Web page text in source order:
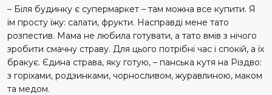
– Біля будинку є супермаркет – там можна все купити. Я
їм просту їжу: салати, фрукти. Насправді мене тато
розпестив. Мама не любила готувати, а тато вмів з нічого
зробити смачну страву. Для цього потрібні час і спокій, а їх
бракує. Єдина страва, яку готую, – панська кутя на Різдво:
з горіхами, родзинками, чорносливом, журавлиною, маком
та медом.